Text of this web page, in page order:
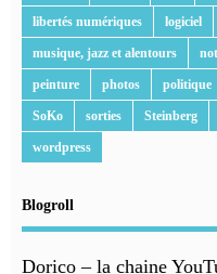
libertés numériques logiciel
musique, jazz et alentours
peinture photos politique
SoKo sorties Steinberg
wordpress
Blogroll
Dorico – la chaine